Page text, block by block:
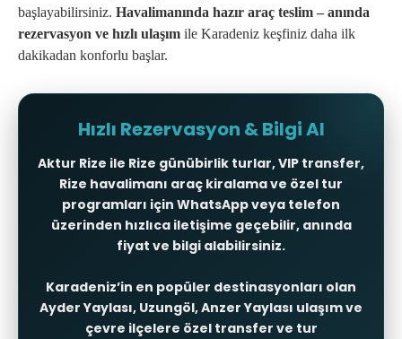
başlayabilirsiniz. Havalimanında hazır araç teslim – anında
rezervasyon ve hızlı ulaşım ile Karadeniz keşfiniz daha ilk
dakikadan konforlu başlar.
Hızlı Rezervasyon & Bilgi Al
Aktur Rize ile Rize günübirlik turlar,VIP transfer,
Rize havalimanı araç kiralamave özel tur
programları için WhatsApp veya telefon
üzerinden hızlıca iletişime geçebilir, anında
fiyat ve bilgi alabilirsiniz.
Karadeniz’in en popüler destinasyonları olan
Ayder Yaylası, Uzungöl,Anzer Yaylası ulaşımve
çevre ilçelere özel transfer ve tur